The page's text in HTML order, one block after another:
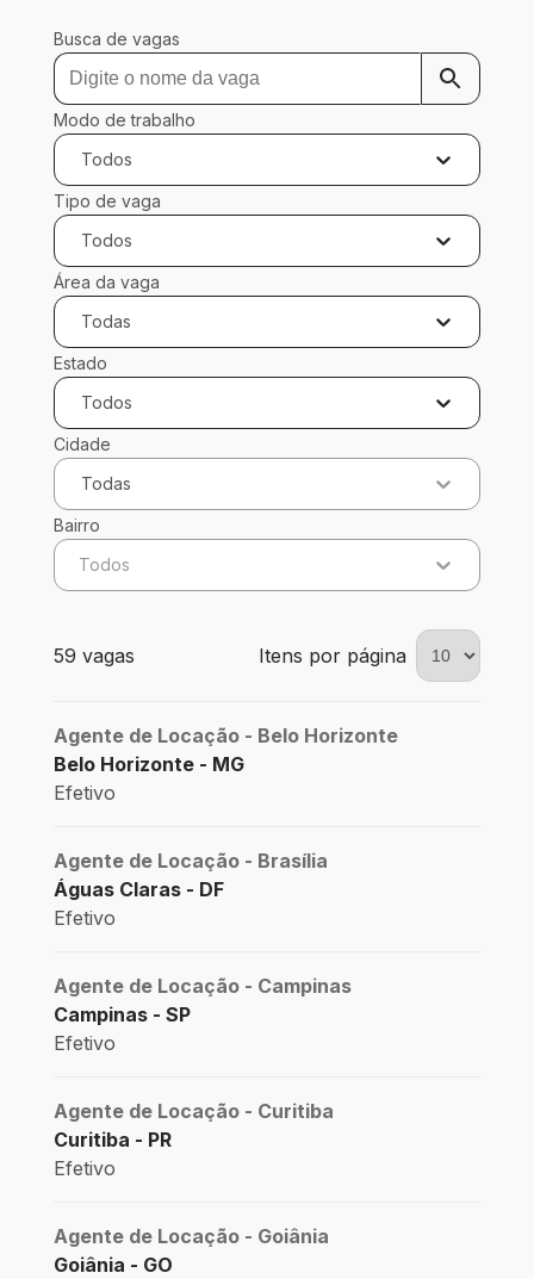
Busca de vagas
Modo de trabalho
Todos
Tipo de vaga
Todos
Área da vaga
Todas
Estado
Todos
Cidade
Todas
Bairro
Todos
59 vagas encontradas para 0 filtros aplicados
59 vagas Itens por página
Agente de Locação - Belo Horizonte
Belo Horizonte - MG
Efetivo
Agente de Locação - Brasília
Águas Claras - DF
Efetivo
Agente de Locação - Campinas
Campinas - SP
Efetivo
Agente de Locação - Curitiba
Curitiba - PR
Efetivo
Agente de Locação - Goiânia
Goiânia - GO